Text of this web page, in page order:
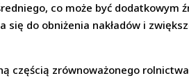
co może być dodatkowym
do obniżenia nakładów i
częścią zrównoważonego